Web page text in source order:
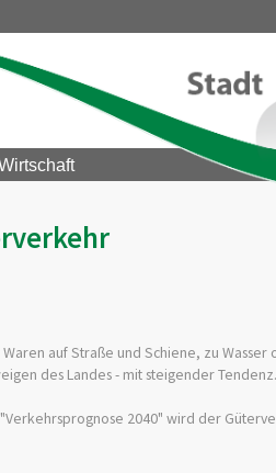
auf Straße und Schiene, zu
des Landes - mit steigender Tendenz.
2040" wird der